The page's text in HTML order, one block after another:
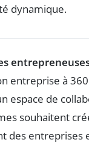
dynamique.
entreprise à
espace de
souhaitent
des entreprises